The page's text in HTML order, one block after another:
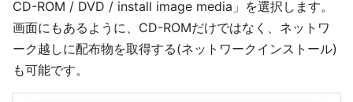
CD-ROM / DVD / install image media」を選択します。
画面にもあるように、CD-ROMだけではなく、ネットワ
ーク越しに配布物を取得する(ネットワークインストール)
も可能です。